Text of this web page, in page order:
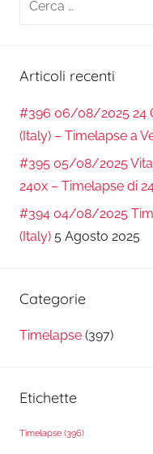
Articoli recenti
#396 06/08/2025 24
(Italy) – Timelapse a
#395 05/08/2025 Vita
240x – Timelapse di
#394 04/08/2025
(Italy) 5 Agosto 2025
Categorie
Timelapse (397)
Etichette
Timelapse (396)